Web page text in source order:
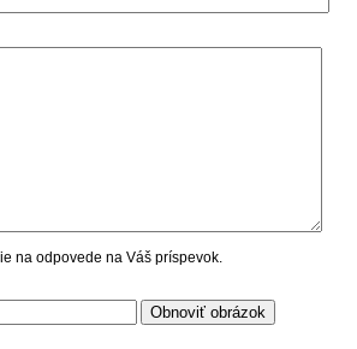
na odpovede na Váš príspevok.